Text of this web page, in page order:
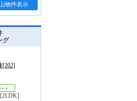
物件表示
グ
[202]
ート